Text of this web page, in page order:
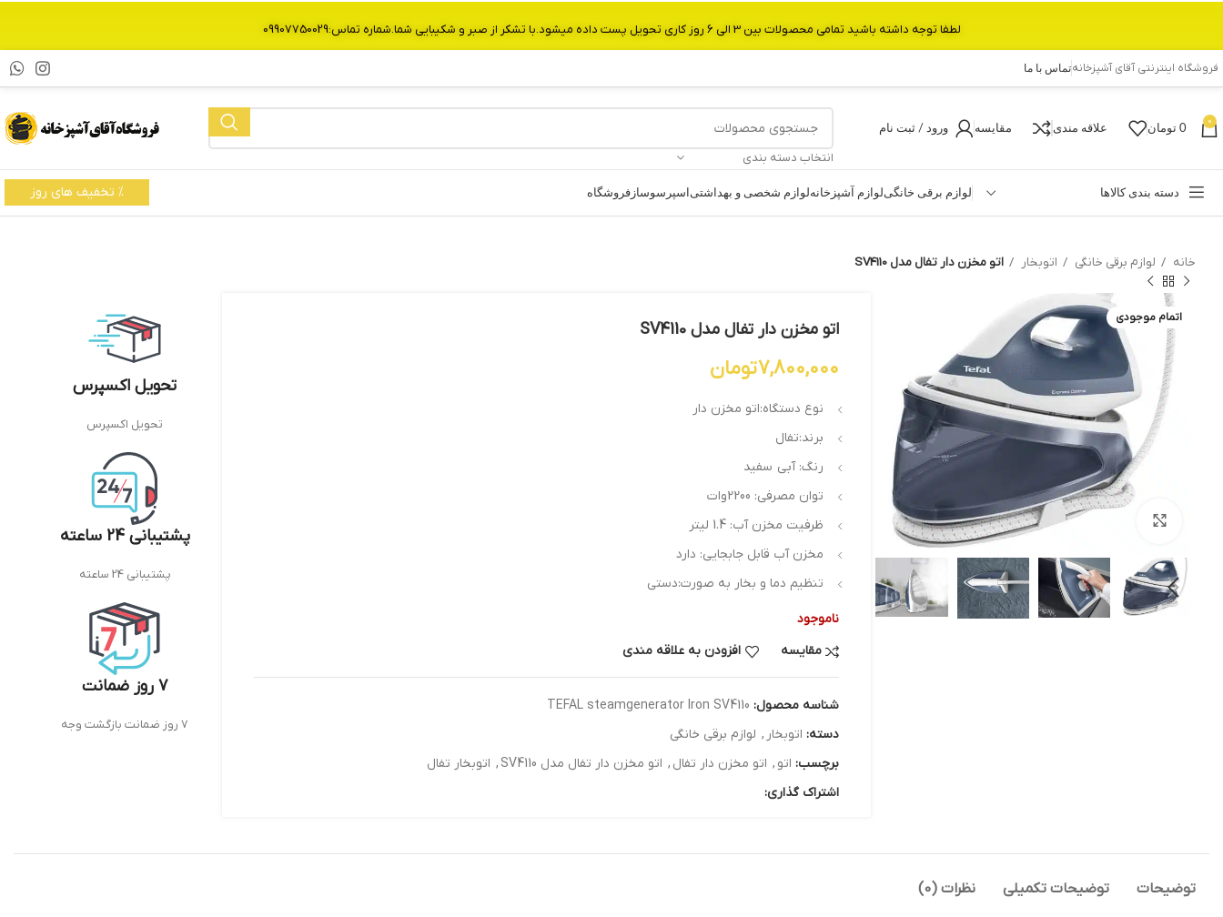
فروشگاه اینترنتی آقای آشپزخانهتماس با ما
0
0 تومان علاقه مندی مقایسه ورود / ثبت نام
انتخاب دسته بندی
دسته بندی کالاها لوازم برقی خانگیلوازم آشپزخانهلوازم شخصی و بهداشتی اسپرسوساز فروشگاه % تخفیف های روز
خانه لوازم برقی خانگی اتوبخار اتو مخزن دار تفال مدل SV4110
اتمام موجودی
بزرگنمایی تصویر
اتو مخزن دار تفال مدل SV4110
7,800,000تومان
نوع دستگاه:اتو مخزن دار
برند:تفال
رنگ: آبی سفید
توان مصرفی: 2200وات
ظرفیت مخزن آب: 1.4 لیتر
مخزن آب قابل جابجایی: دارد
تنظیم دما و بخار به صورت:دستی
ناموجود
مقایسه
افزودن به علاقه مندی
شناسه محصول: TEFAL steamgenerator Iron SV4110
دسته: اتوبخار , لوازم برقی خانگی
برچسب: اتو , اتو مخزن دار تفال , اتو مخزن دار تفال مدل SV4110 , اتوبخار تفال
اشتراک گذاری:
تحویل اکسپرس
تحویل اکسپرس
پشتیبانی 24 ساعته
پشتیبانی 24 ساعته
7 روز ضمانت
7 روز ضمانت بازگشت وجه
توضیحات توضیحات تکمیلی نظرات (0)
لطفا توجه داشته باشید تمامی محصولات بین 3 الی 6 روز کاری تحویل پست داده میشود.با تشکر از صبر و شکیبایی شما.شماره تماس:09907750029